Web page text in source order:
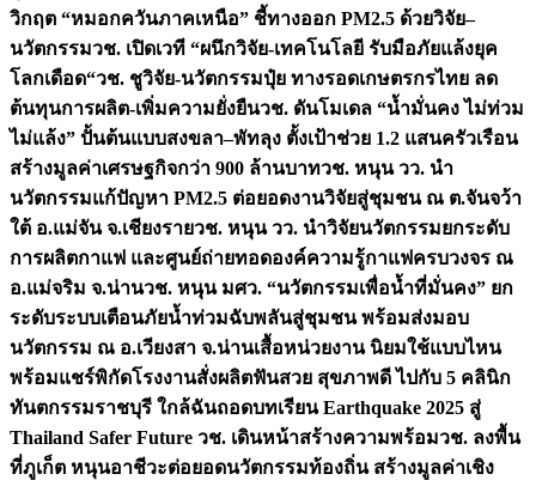
วิกฤต “หมอกควันภาคเหนือ” ชี้ทางออก PM2.5 ด้วยวิจัย–
นวัตกรรมวช. เปิดเวที “ผนึกวิจัย-เทคโนโลยี รับมือภัยแล้งยุค
โลกเดือด“วช. ชูวิจัย-นวัตกรรมปุ๋ย ทางรอดเกษตรกรไทย ลด
ต้นทุนการผลิต-เพิ่มความยั่งยืนวช. ดันโมเดล “น้ำมั่นคง ไม่ท่วม
ไม่แล้ง” ปั้นต้นแบบสงขลา–พัทลุง ตั้งเป้าช่วย 1.2 แสนครัวเรือน
สร้างมูลค่าเศรษฐกิจกว่า 900 ล้านบาทวช. หนุน วว. นำ
นวัตกรรมแก้ปัญหา PM2.5 ต่อยอดงานวิจัยสู่ชุมชน ณ ต.จันจว้า
ใต้ อ.แม่จัน จ.เชียงรายวช. หนุน วว. นำวิจัยนวัตกรรมยกระดับ
การผลิตกาแฟ และศูนย์ถ่ายทอดองค์ความรู้กาแฟครบวงจร ณ
อ.แม่จริม จ.น่านวช. หนุน มศว. “นวัตกรรมเพื่อน้ำที่มั่นคง” ยก
ระดับระบบเตือนภัยน้ำท่วมฉับพลันสู่ชุมชน พร้อมส่งมอบ
นวัตกรรม ณ อ.เวียงสา จ.น่านเสื้อหน่วยงาน นิยมใช้แบบไหน
พร้อมแชร์พิกัดโรงงานสั่งผลิตฟันสวย สุขภาพดี ไปกับ 5 คลินิก
ทันตกรรมราชบุรี ใกล้ฉันถอดบทเรียน Earthquake 2025 สู่
Thailand Safer Future วช. เดินหน้าสร้างความพร้อมวช. ลงพื้น
ที่ภูเก็ต หนุนอาชีวะต่อยอดนวัตกรรมท้องถิ่น สร้างมูลค่าเชิง